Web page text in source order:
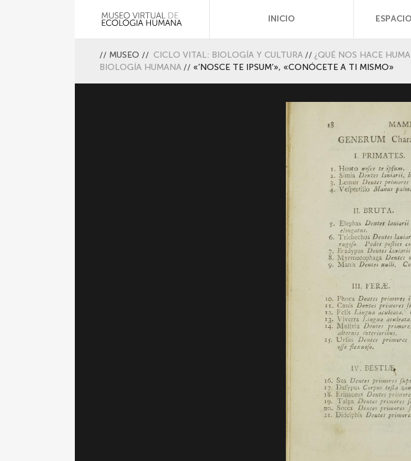
INICIO
// MUSEO // CICLO VITAL: BIOLOGÍA Y CULTURA // ¿QUÉ NOS HACE
BIOLOGÍA HUMANA // «’NOSCE TE IPSUM’», «CONÓCETE A TI MISMO»